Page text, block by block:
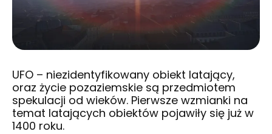
UFO – niezidentyfikowany obiekt latający,
oraz życie pozaziemskie są przedmiotem
spekulacji od wieków. Pierwsze wzmianki na
temat latających obiektów pojawiły się już w
1400 roku.